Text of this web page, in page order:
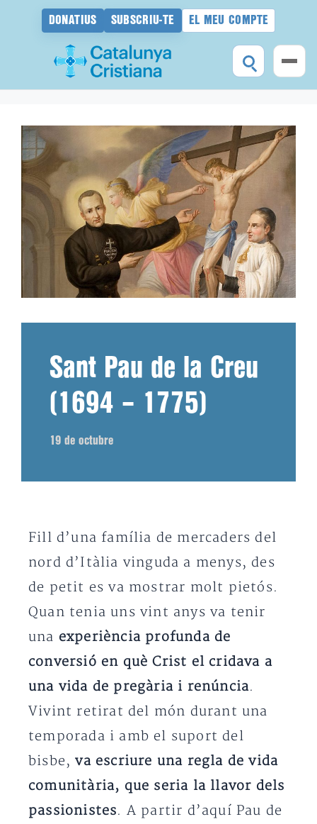
DONATIUS SUBSCRIU-TE EL MEU COMPTE
contingut
Sant Pau de la Creu
(1694 – 1775)
19 de octubre
Fill d’una família de mercaders del
nord d’Itàlia vinguda a menys, des
de petit es va mostrar molt pietós.
Quan tenia uns vint anys va tenir
una experiència profunda de
conversió en què Crist el cridava a
una vida de pregària i renúncia.
Vivint retirat del món durant una
temporada i amb el suport del
bisbe,va escriure una regla de vida
comunitària, que seria la llavor dels
passionistes. A partir d’aquí Pau de